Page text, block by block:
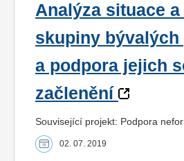
Analýza situace
skupiny
a podpora jejich
začlenění
Související projekt: Podpora
02. 07. 2019